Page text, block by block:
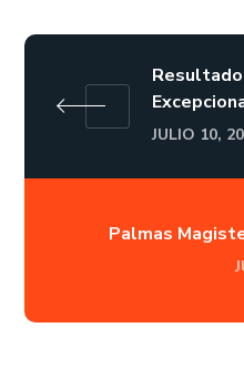
JULIO 10,
Palmas